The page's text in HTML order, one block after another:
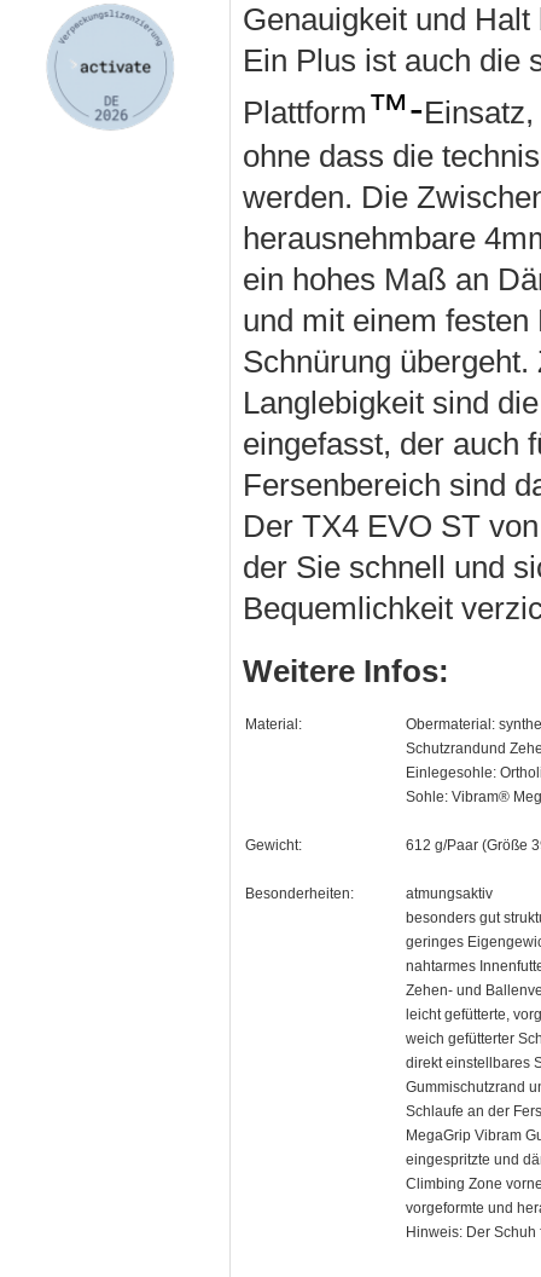
Genauigkeit und
Ein Plus ist auch die
Plattform™-
ohne dass die
werden. Die
herausnehmbare
ein hohes Maß an
und mit einem
Schnürung
Langlebigkeit sind
eingefasst, der auch
Fersenbereich sind
Der TX4 EVO ST
der Sie schnell und
Bequemlichkeit
Weitere Infos:
Material:
Obermaterial:
Schutzrandund
Einlegesohle:
Sohle: Vibram®
Gewicht: 612 g/Paar (Größe
Besonderheiten:
atmungsaktiv
besonders gut
geringes
nahtarmes
Zehen- und
leicht gefütterte,
weich gefütterter
direkt einstellbares
Gummischutzrand
Schlaufe an der
MegaGrip Vibram
eingespritzte und
Climbing Zone
vorgeformte und
Hinweis: Der